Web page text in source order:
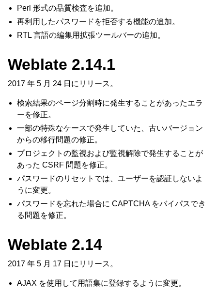
Perl 形式の品質検査を追加。
再利用したパスワードを拒否する機能の追加。
RTL 言語の編集用拡張ツールバーの追加。
Weblate 2.14.1
2017 年 5 月 24 日にリリース。
検索結果のページ分割時に発生することがあったエラ
ーを修正。
一部の特殊なケースで発生していた、古いバージョン
からの移行問題の修正。
プロジェクトの監視および監視解除で発生することが
あった CSRF 問題を修正。
パスワードのリセットでは、ユーザーを認証しないよ
うに変更。
パスワードを忘れた場合に CAPTCHA をバイパスでき
る問題を修正。
Weblate 2.14
2017 年 5 月 17 日にリリース。
AJAX を使用して用語集に登録するように変更。